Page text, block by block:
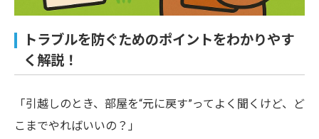
トラブルを防ぐためのポイントをわかりやす
く解説！
「引越しのとき、部屋を“元に戻す”ってよく聞くけど、ど
こまでやればいいの？」